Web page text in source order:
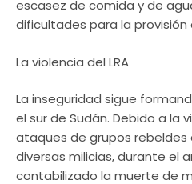
escasez de comida y de
dificultades para la
La violencia del LRA
La inseguridad sigue
el sur de Sudán. Debido a la
ataques de grupos rebeldes
diversas milicias, durante el
contabilizado la muerte de